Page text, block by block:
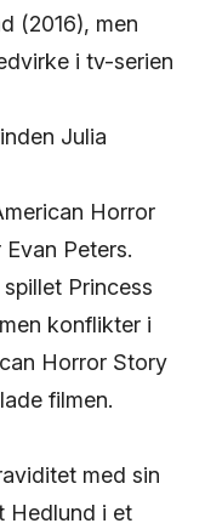
(2016), men
i tv-serien
Julia
Horror
Peters.
Princess
konflikter i
Horror Story
filmen.
med sin
Hedlund i et